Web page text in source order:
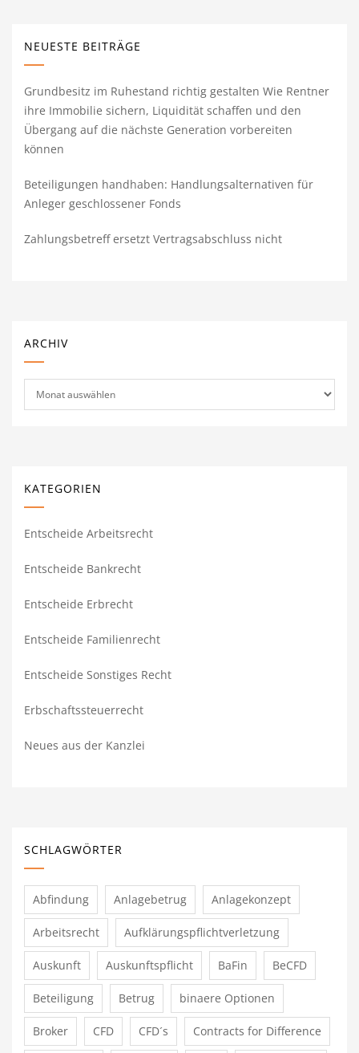
NEUESTE BEITRÄGE
Grundbesitz im Ruhestand richtig gestalten Wie Rentner
ihre Immobilie sichern, Liquidität schaffen und den
Übergang auf die nächste Generation vorbereiten
können
Beteiligungen handhaben: Handlungsalternativen für
Anleger geschlossener Fonds
Zahlungsbetreff ersetzt Vertragsabschluss nicht
ARCHIV
KATEGORIEN
Entscheide Arbeitsrecht
Entscheide Bankrecht
Entscheide Erbrecht
Entscheide Familienrecht
Entscheide Sonstiges Recht
Erbschaftssteuerrecht
Neues aus der Kanzlei
SCHLAGWÖRTER
Abfindung Anlagebetrug Anlagekonzept
Arbeitsrecht Aufklärungspflichtverletzung
Auskunft Auskunftspflicht BaFin BeCFD
Beteiligung Betrug binaere Optionen
Broker CFD CFD´s Contracts for Difference